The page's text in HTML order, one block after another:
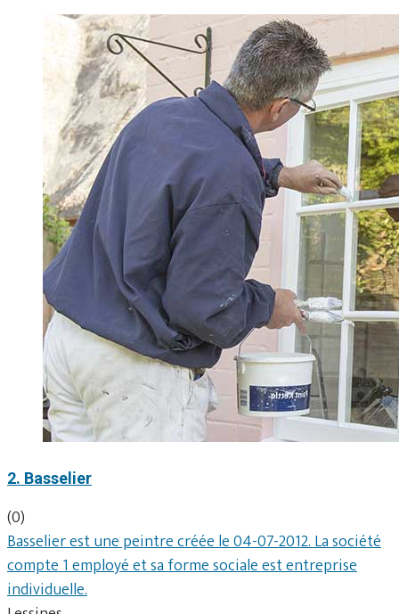
2. Basselier
(0)
Basselier est une peintre créée le 04-07-2012. La société
compte 1 employé et sa forme sociale est entreprise
individuelle.